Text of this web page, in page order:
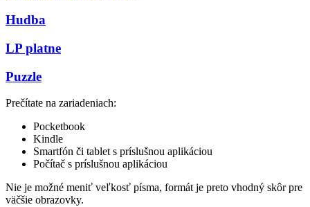
Hudba
LP platne
Puzzle
Prečítate na zariadeniach:
Pocketbook
Kindle
Smartfón či tablet s príslušnou aplikáciou
Počítač s príslušnou aplikáciou
Nie je možné meniť veľkosť písma, formát je preto vhodný skôr pre
väčšie obrazovky.